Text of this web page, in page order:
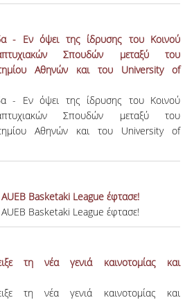
- Εν όψει της ίδρυσης του Κοινού
Σπουδών μεταξύ του
Αθηνών και του University of
- Εν όψει της ίδρυσης του Κοινού
Σπουδών μεταξύ του
Αθηνών και του University of
Basketaki League έφτασε!
Basketaki League έφτασε!
τη νέα γενιά καινοτομίας και
τη νέα γενιά καινοτομίας και